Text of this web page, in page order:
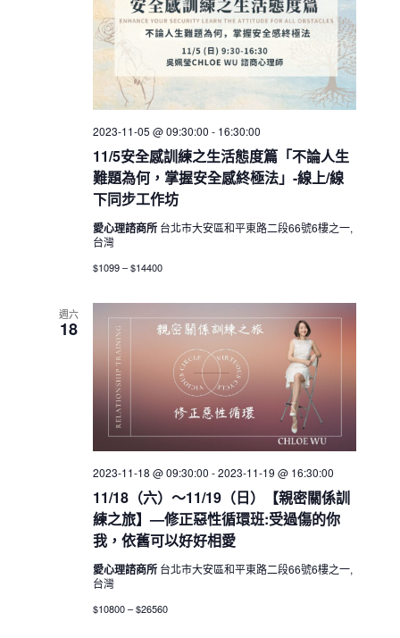
11/5安全感訓練之生活態度篇「不論人生
難題為何，掌握安全感終極法」-線上/線
下同步工作坊
2023-11-05 @ 09:30:00 - 16:30:00
愛心理諮商所 台北市大安區和平東路二段66號6樓之一,
台灣
$1099 – $14400
週六
18
11/18（六）～11/19（日）【親密關係訓
練之旅】—修正惡性循環班:受過傷的你
我，依舊可以好好相愛
2023-11-18 @ 09:30:00 -2023-11-19 @ 16:30:00
愛心理諮商所 台北市大安區和平東路二段66號6樓之一,
台灣
$10800 – $26560